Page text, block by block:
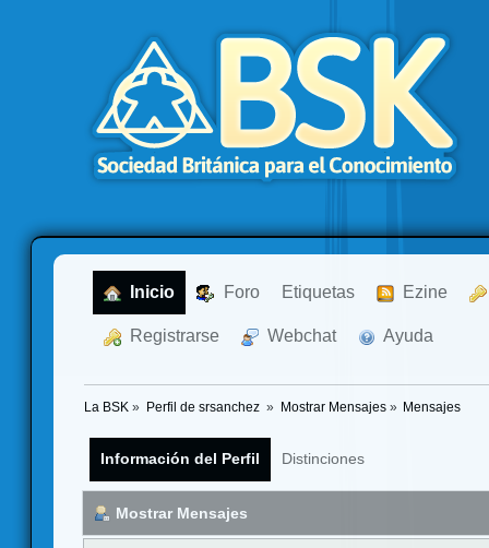
Inicio Foro Etiquetas Ezine
Registrarse Webchat Ayuda
La BSK » Perfil de srsanchez » Mostrar Mensajes» Mensajes
Información del Perfil Distinciones
Mostrar Mensajes